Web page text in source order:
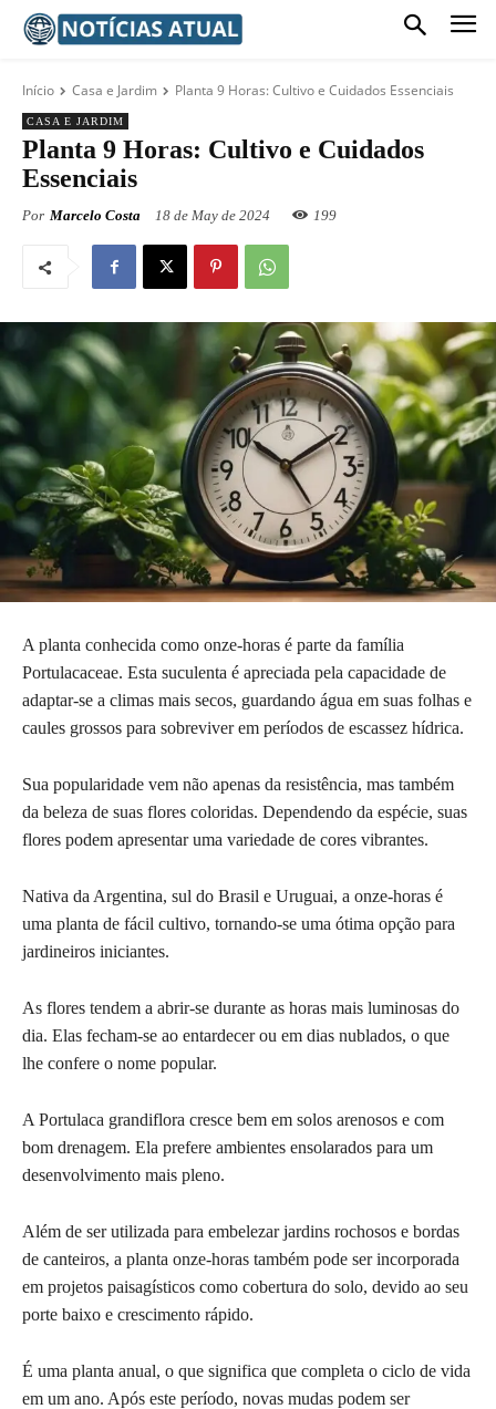
Início Casa e Jardim Planta 9 Horas: Cultivo e Cuidados Essenciais
CASA E JARDIM
Planta 9 Horas: Cultivo e Cuidados
Essenciais
Por Marcelo Costa 18 de May de 2024 199
A planta conhecida como onze-horas é parte da família
Portulacaceae. Esta suculenta é apreciada pela capacidade de
adaptar-se a climas mais secos, guardando água em suas folhas e
caules grossos para sobreviver em períodos de escassez hídrica.
Sua popularidade vem não apenas da resistência, mas também
da beleza de suas flores coloridas. Dependendo da espécie, suas
flores podem apresentar uma variedade de cores vibrantes.
Nativa da Argentina, sul do Brasil e Uruguai, a onze-horas é
uma planta de fácil cultivo, tornando-se uma ótima opção para
jardineiros iniciantes.
As flores tendem a abrir-se durante as horas mais luminosas do
dia. Elas fecham-se ao entardecer ou em dias nublados, o que
lhe confere o nome popular.
A Portulaca grandiflora cresce bem em solos arenosos e com
bom drenagem. Ela prefere ambientes ensolarados para um
desenvolvimento mais pleno.
Além de ser utilizada para embelezar jardins rochosos e bordas
de canteiros, a planta onze-horas também pode ser incorporada
em projetos paisagísticos como cobertura do solo, devido ao seu
porte baixo e crescimento rápido.
É uma planta anual, o que significa que completa o ciclo de vida
em um ano. Após este período, novas mudas podem ser